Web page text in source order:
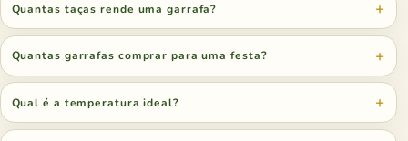
Quantas taças rende uma garrafa?
Quantas garrafas comprar para uma festa?
Qual é a temperatura ideal?